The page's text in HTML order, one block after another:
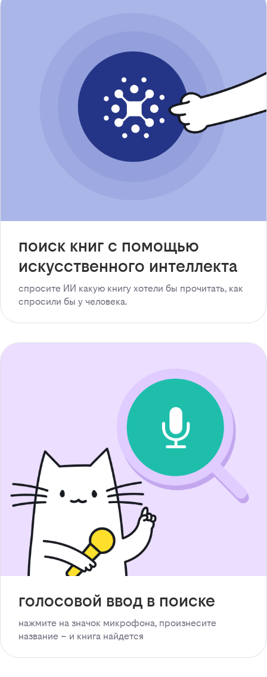
поиск книг с помощью
искусственного интеллекта
спросите ИИ какую книгу хотели бы прочитать, как
спросили бы у человека.
голосовой ввод в поиске
нажмите на значок микрофона, произнесите
название – и книга найдется